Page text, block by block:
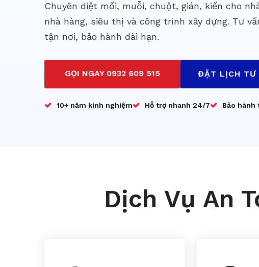
Chuyên diệt mối, muỗi, chuột, gián, kiến cho
nhà hàng, siêu thị và công trình xây dựng. Tư
tận nơi, bảo hành dài hạn.
GỌI NGAY 0932 609 515 ĐẶT LỊCH TƯ
10+ năm kinh nghiệm Hỗ trợ nhanh 24/7 Bảo hành
Dịch Vụ An